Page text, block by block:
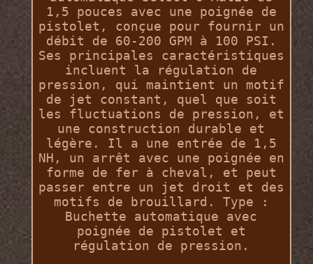
1,5 pouces avec une poignée de
pistolet, conçue pour fournir un
débit de 60-200 GPM à 100 PSI.
Ses principales caractéristiques
incluent la régulation de
pression, qui maintient un motif
de jet constant, quel que soit
les fluctuations de pression, et
une construction durable et
légère. Il a une entrée de 1,5
NH, un arrêt avec une poignée en
forme de fer à cheval, et peut
passer entre un jet droit et des
motifs de brouillard. Type :
Buchette automatique avec
poignée de pistolet et
régulation de pression.